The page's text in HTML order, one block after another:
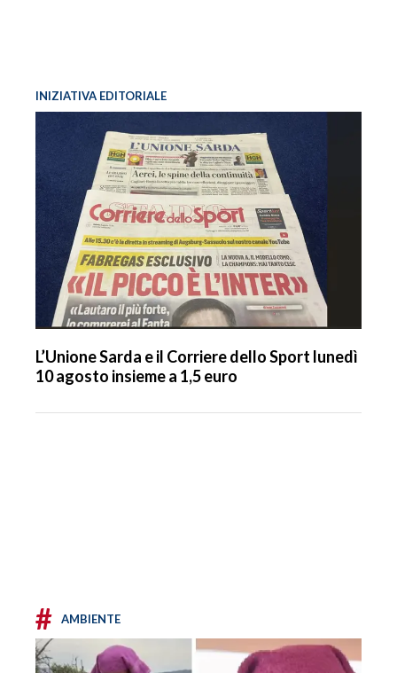
INIZIATIVA EDITORIALE
L’Unione Sarda e il Corriere dello Sport lunedì
10 agosto insieme a 1,5 euro
# AMBIENTE